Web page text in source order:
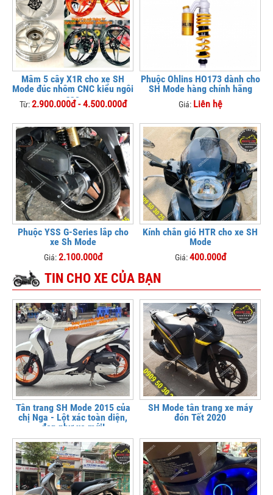
Mâm 5 cây X1R cho xe SH
Mode đúc nhôm CNC kiểu ngôi
sao
Từ:2.900.000đ - 4.500.000đ
Phuộc Ohlins HO173 dành cho
SH Mode hàng chính hãng
Giá: Liên hệ
Phuộc YSS G-Series lắp cho
xe Sh Mode
Giá:2.100.000đ
Kính chắn gió HTR cho xe SH
Mode
Giá:400.000đ
TIN CHO XE CỦA BẠN
Tân trang SH Mode 2015 của
chị Nga - Lột xác toàn diện,
đẹp như xe mới!
SH Mode tân trang xe máy
đón Tết 2020